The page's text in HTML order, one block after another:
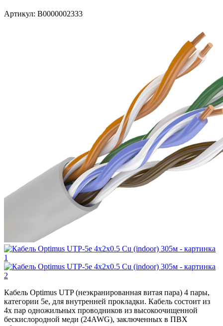
Артикул: В0000002333
Кабель Optimus UTP (неэкранированная витая пара) 4 пары,
категории 5e, для внутренней прокладки. Кабель состоит из
4х пар одножильных проводников из высокоочищенной
бескислородной меди (24AWG), заключенных в ПВХ